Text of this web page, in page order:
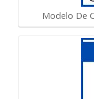
Modelo De